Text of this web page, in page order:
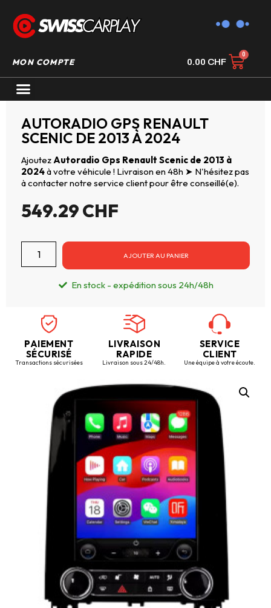
MON COMPTE 0.00 CHF
AUTORADIO GPS RENAULT
SCENIC DE 2013 À 2024
Ajoutez Autoradio Gps Renault Scenic de 2013 à
2024à votre véhicule ! Livraison en 48h ➤ N'hésitez pas
à contacter notre service client pour être conseillé(e).
549.29CHF
AJOUTER AU PANIER
En stock - expédition sous 24h/48h
PAIEMENT
SÉCURISÉ
Transactions sécurisées
LIVRAISON
RAPIDE
Livraison sous 24/48h.
SERVICE
CLIENT
Une équipe à votre écoute.